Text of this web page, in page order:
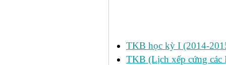
TKB học kỳ I (2014-
TKB (Lịch xếp cứng các